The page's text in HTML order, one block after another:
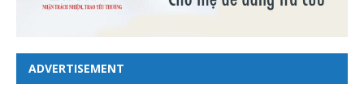
ADVERTISEMENT